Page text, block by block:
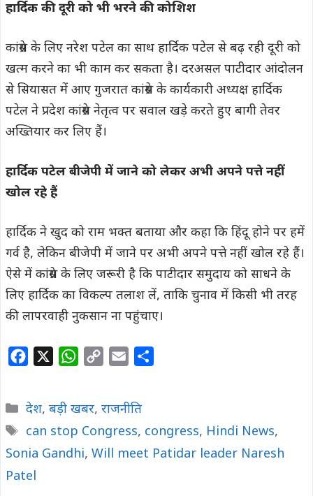
हार्दिक की दूरी को भी भरने की कोशिश
कांग्रेस के लिए नरेश पटेल का साथ हार्दिक पटेल से बढ़ रही दूरी को
खत्म करने का भी काम कर सकता है। दरअसल पाटीदार आंदोलन
से सियासत में आए गुजरात कांग्रेस के कार्यकारी अध्यक्ष हार्दिक
पटेल ने प्रदेश कांग्रेस नेतृत्व पर सवाल खड़े करते हुए बागी तेवर
अख्तियार कर लिए हैं।
हार्दिक पटेल बीजेपी में जाने को लेकर अभी अपने पत्ते नहीं
खोल रहे हैं
हार्दिक ने खुद को राम भक्त बताया और कहा कि हिंदू होने पर हमें
गर्व है, लेकिन बीजेपी में जाने पर अभी अपने पत्ते नहीं खोल रहे हैं।
ऐसे में कांग्रेस के लिए जरूरी है कि पाटीदार समुदाय को साधने के
लिए हार्दिक का विकल्प तलाश लें, ताकि चुनाव में किसी भी तरह
की लापरवाही नुकसान ना पहुंचाए।
e
b
o
o
W
t
s
A
y
L
i
i
l
e
Categories
देश, बड़ी खबर, राजनीति
Tags
can stop Congress, congress, Hindi News,
Sonia Gandhi, Will meet Patidar leader Naresh
Patel